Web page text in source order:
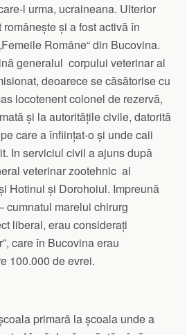
l urma, ucraineana. Ulterior
și a fost activă în
Române“ din Bucovina.
generalul corpului veterinar al
deoarece se căsătorise cu
locotenent colonel de rezervă,
și la autoritățile civile, datorită
care a înființat-o și unde caii
In serviciul civil a ajuns după
veterinar zootehnic al
Hotinul și Dorohoiul. Impreună
cumnatul marelui chirurg
liberal, erau considerați
care în Bucovina erau
100.000 de evrei.
primară la școala unde a